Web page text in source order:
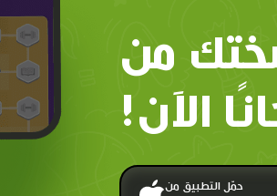
من
الآن!
حمّل التطبيق من